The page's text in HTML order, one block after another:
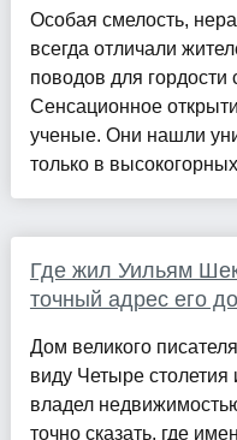
Особая смелость,
всегда отличали
поводов для
Сенсационное
ученые. Они нашли
только в
Где жил Уильям
точный адрес его
Дом великого
виду Четыре столетия
владел
точно сказать, где